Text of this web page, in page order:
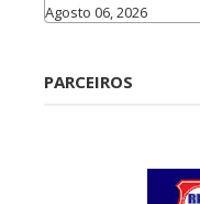
Agosto 06, 2026
PARCEIROS